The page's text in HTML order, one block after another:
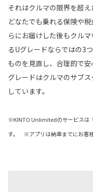
それはクルマの限界を超え
どなたでも乗れる保険や
らにお届けした後もクル
るUグレードならではの3
ものを見直し、合理的で
グレードはクルマのサブ
しています。
※KINTO Unlimitedのサービスは
す。 ※アプリは納車までにお客様